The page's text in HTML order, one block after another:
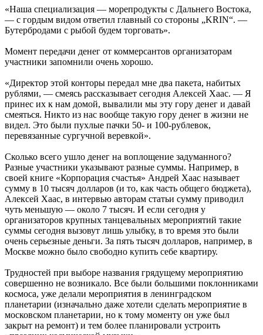
«Наша специализация — морепродукты с Дальнего Востока,
— с гордым видом ответил главный со стороны „KRIN“. —
Бутербродами с рыбой будем торговать».
Момент передачи денег от коммерсантов организаторам
участники запомнили очень хорошо.
«Директор этой конторы передал мне два пакета, набитых
рублями, — смеясь рассказывает сегодня Алексей Хаас. — Я
принес их к нам домой, вывалили мы эту гору денег и давай
смеяться. Никто из нас вообще такую гору денег в жизни не
видел. Это были пухлые пачки 50- и 100-рублевок,
перевязанные сургучной веревкой».
Сколько всего ушло денег на воплощение задуманного?
Разные участники указывают разные суммы. Например, в
своей книге «Корпорация счастья» Андрей Хаас называет
сумму в 10 тысяч долларов (и то, как часть общего бюджета),
Алексей Хаас, в интервью авторам статьи сумму приводил
чуть меньшую — около 7 тысяч. И если сегодня у
организаторов крупных танцевальных мероприятий такие
суммы сегодня вызовут лишь улыбку, в то время это были
очень серьезные деньги. За пять тысяч долларов, например, в
Москве можно было свободно купить себе квартиру.
Трудностей при выборе названия грядущему мероприятию
совершенно не возникало. Все были большими поклонниками
космоса, уже делали мероприятия в ленинградском
планетарии (изначально даже хотели сделать мероприятие в
московском планетарии, но к тому моменту он уже был
закрыт на ремонт) и тем более планировали устроить